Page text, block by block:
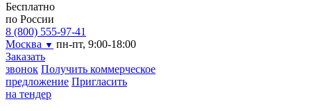
Бесплатно
по России
8 (800) 555-97-41
Москва ▼ пн-пт, 9:00-18:00
Заказать
звонок Получить коммерческое
предложение Пригласить
на тендер